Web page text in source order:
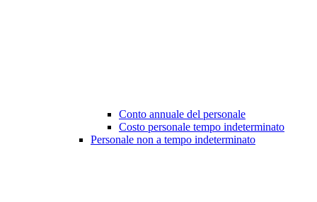
Conto annuale del personale
Costo personale tempo indeterminato
Personale non a tempo indeterminato